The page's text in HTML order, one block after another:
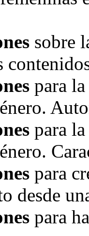
sobre
para
para
para
desde
para